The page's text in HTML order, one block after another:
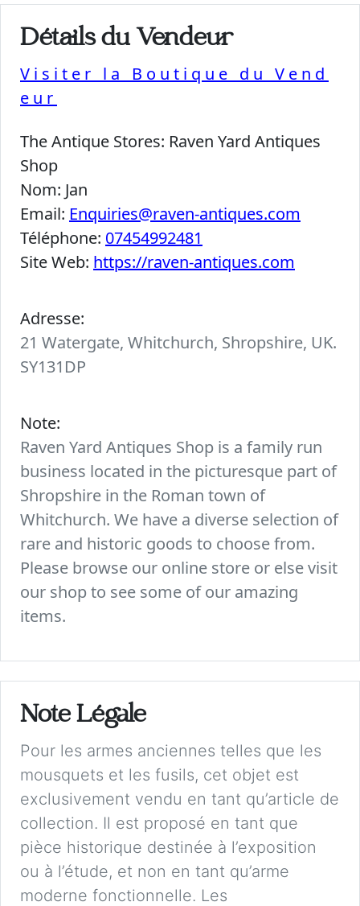
Détails du Vendeur
Visiter la Boutique du Vend
eur
The Antique Stores: Raven Yard Antiques
Shop
Nom: Jan
Email: Enquiries@raven-antiques.com
Téléphone: 07454992481
Site Web: https://raven-antiques.com
Adresse:
21 Watergate, Whitchurch, Shropshire, UK.
SY131DP
Note:
Raven Yard Antiques Shop is a family run
business located in the picturesque part of
Shropshire in the Roman town of
Whitchurch. We have a diverse selection of
rare and historic goods to choose from.
Please browse our online store or else visit
our shop to see some of our amazing
items.
Note Légale
Pour les armes anciennes telles que les
mousquets et les fusils, cet objet est
exclusivement vendu en tant qu’article de
collection. Il est proposé en tant que
pièce historique destinée à l’exposition
ou à l’étude, et non en tant qu’arme
moderne fonctionnelle. Les